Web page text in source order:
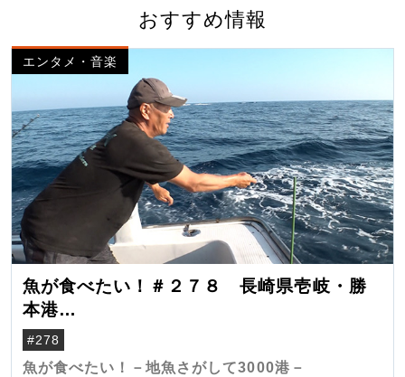
おすすめ情報
エンタメ・音楽
魚が食べたい！＃２７８ 長崎県壱岐・勝
本港
（クロマグロ）
#278
魚が食べたい！－地魚さがして3000港－